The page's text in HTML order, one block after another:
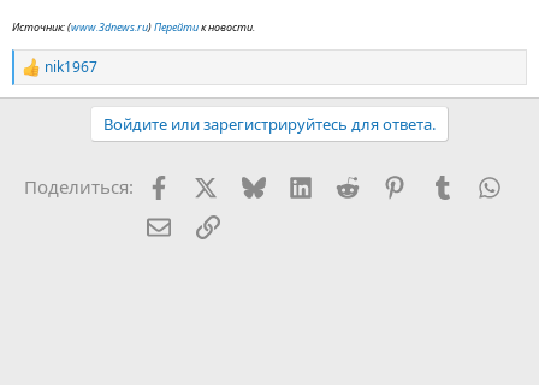
Источник: (www.3dnews.ru)Перейтик новости.
Р
е
и
nik1967
Войдите или зарегистрируйтесь для ответа.
Поделиться: FacebookX (Twitter)
BlueskyLinkedInReddit PinterestTumblr
Электронная почта
Ссылка